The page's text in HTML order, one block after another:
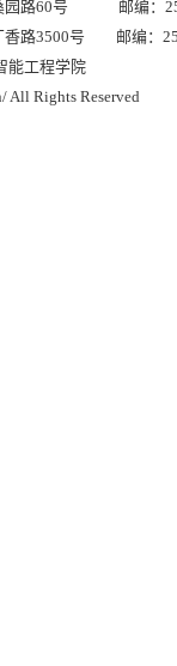
桑园路60号 邮编：
香路3500号 邮编：
能工程学院
All Rights Reserved